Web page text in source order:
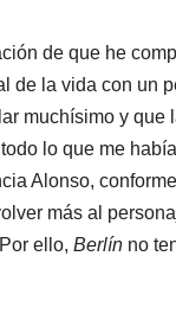
de que he
de la vida con un
muchísimo y que
lo que me
Alonso,
más al
ello, Berlín no